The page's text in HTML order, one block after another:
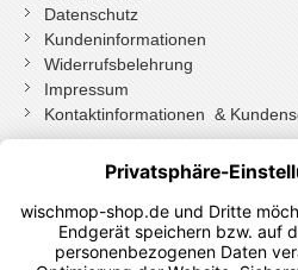
Datenschutz
Kundeninformationen
Widerrufsbelehrung
Impressum
Kontaktinformationen &
Wenn Sie mit Kundenkonto bestellt
einloggen
und bei der Bestellung in Ihrem